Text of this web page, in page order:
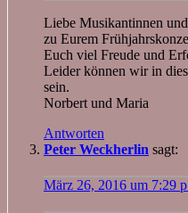
Liebe Musikantinnen
zu Eurem
Euch viel Freude und
Leider können wir in
sein.
Norbert und Maria
Antworten
Peter Weckherlin sagt:
März 26, 2016 um 7:29